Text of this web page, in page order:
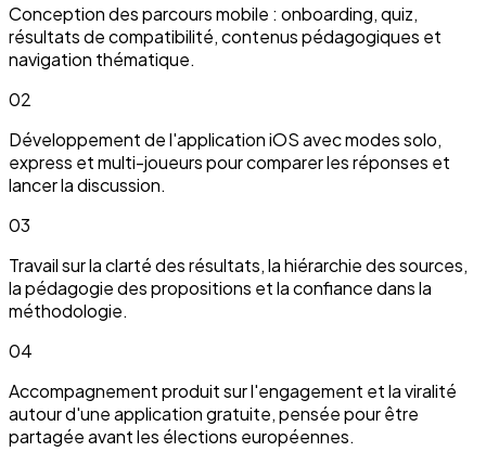
Conception des parcours mobile : onboarding, quiz,
résultats de compatibilité, contenus pédagogiques et
navigation thématique.
02
Développement de l'application iOS avec modes solo,
express et multi-joueurs pour comparer les réponses et
lancer la discussion.
03
Travail sur la clarté des résultats, la hiérarchie des sources,
la pédagogie des propositions et la confiance dans la
méthodologie.
04
Accompagnement produit sur l'engagement et la viralité
autour d'une application gratuite, pensée pour être
partagée avant les élections européennes.